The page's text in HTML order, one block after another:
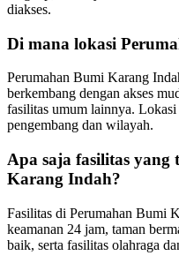
diakses.
Di mana lokasi
Perumahan Bumi Karang
berkembang dengan akses
fasilitas umum lainnya. Lokasi
pengembang dan wilayah.
Apa saja fasilitas yang
Karang Indah?
Fasilitas di Perumahan Bumi
keamanan 24 jam, taman
baik, serta fasilitas olahraga